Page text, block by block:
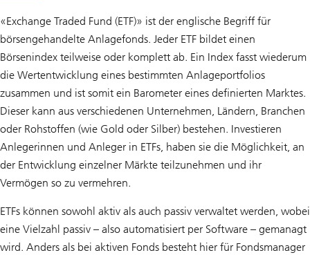
«Exchange Traded Fund (ETF)» ist der englische Begriff für
börsengehandelte Anlagefonds. Jeder ETF bildet einen
Börsenindex teilweise oder komplett ab. Ein Index fasst wiederum
die Wertentwicklung eines bestimmten Anlageportfolios
zusammen und ist somit ein Barometer eines definierten Marktes.
Dieser kann aus verschiedenen Unternehmen, Ländern, Branchen
oder Rohstoffen (wie Gold oder Silber) bestehen. Investieren
Anlegerinnen und Anleger in ETFs, haben sie die Möglichkeit, an
der Entwicklung einzelner Märkte teilzunehmen und ihr
Vermögen so zu vermehren.
ETFs können sowohl aktiv als auch passiv verwaltet werden, wobei
eine Vielzahl passiv – also automatisiert per Software – gemanagt
wird. Anders als bei aktiven Fonds besteht hier für Fondsmanager